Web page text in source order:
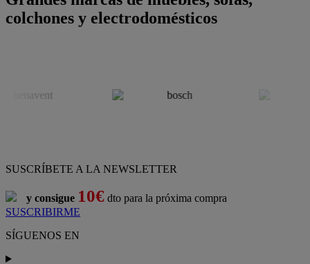
colchones y electrodomésticos
SUSCRÍBETE A LA NEWSLETTER
y consigue 10€ dto para la próxima compra
SUSCRIBIRME
SÍGUENOS EN